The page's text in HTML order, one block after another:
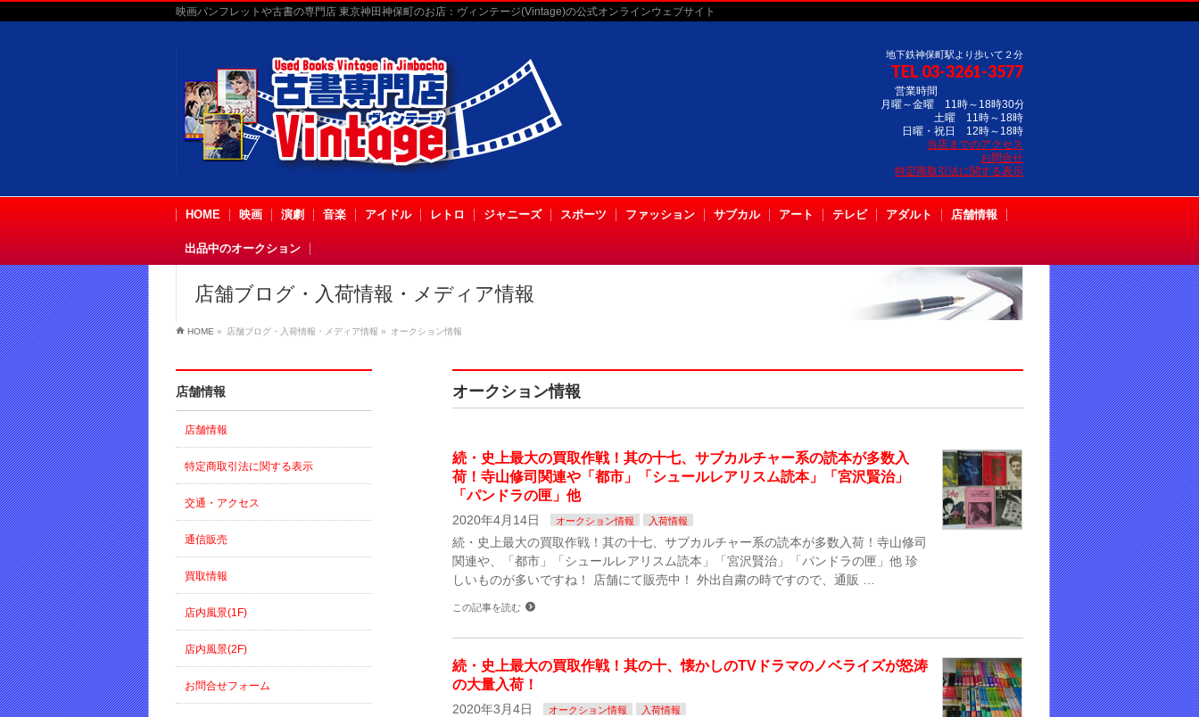
映画パンフレットや古書の専門店 東京神田神保町のお店：ヴィンテージ(Vintage)の公式オンラインウェブサイト
地下鉄神保町駅より歩いて２分
TEL 03-3261-3577
営業時間
月曜～金曜 11時～18時30分
土曜 11時～18時
日曜・祝日 12時～18時
当店までのアクセス
お問合せ
特定商取引法に関する表示
HOME 映画 演劇 音楽 アイドル レトロ ジャニーズ スポーツ ファッション サブカル アート テレビ アダルト 店舗情報
出品中のオークション
店舗ブログ・入荷情報・メディア情報
HOME » 店舗ブログ・入荷情報・メディア情報 » オークション情報
オークション情報
続・史上最大の買取作戦！其の十七、サブカルチャー系の読本が多数入
荷！寺山修司関連や「都市」「シュールレアリスム読本」「宮沢賢治」
「パンドラの匣」他
2020年4月14日 オークション情報 入荷情報
続・史上最大の買取作戦！其の十七、サブカルチャー系の読本が多数入荷！寺山修司
関連や、「都市」「シュールレアリスム読本」「宮沢賢治」「パンドラの匣」他 珍
しいものが多いですね！ 店舗にて販売中！ 外出自粛の時ですので、通販 …
この記事を読む
続・史上最大の買取作戦！其の十、懐かしのTVドラマのノベライズが怒涛
の大量入荷！
2020年3月4日 オークション情報 入荷情報
店舗情報
店舗情報
特定商取引法に関する表示
交通・アクセス
通信販売
買取情報
店内風景(1F)
店内風景(2F)
お問合せフォーム